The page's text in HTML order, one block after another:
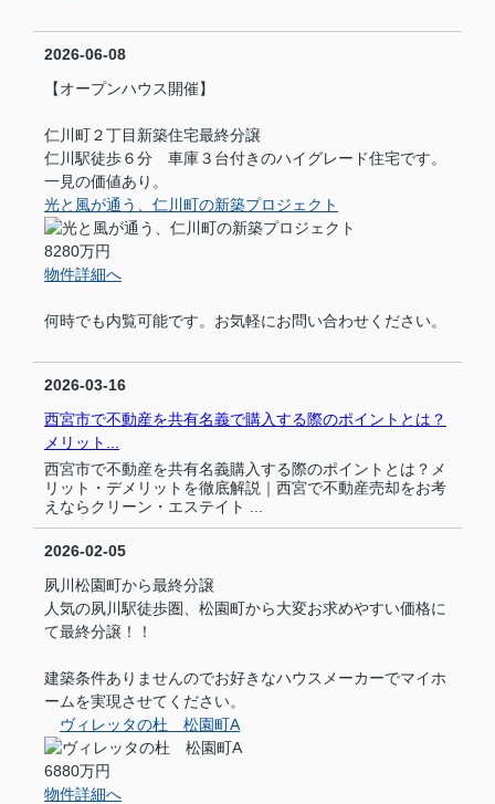
2026-06-08
【オープンハウス開催】
仁川町２丁目新築住宅最終分譲
仁川駅徒歩６分 車庫３台付きのハイグレード住宅です。
一見の価値あり。
光と風が通う、仁川町の新築プロジェクト
8280万円
物件詳細へ
何時でも内覧可能です。お気軽にお問い合わせください。
2026-03-16
西宮市で不動産を共有名義で購入する際のポイントとは？
メリット...
西宮市で不動産を共有名義購入する際のポイントとは？メ
リット・デメリットを徹底解説｜西宮で不動産売却をお考
えならクリーン・エステイト ...
2026-02-05
夙川松園町から最終分譲
人気の夙川駅徒歩圏、松園町から大変お求めやすい価格に
て最終分譲！！
建築条件ありませんのでお好きなハウスメーカーでマイホ
ームを実現させてください。
ヴィレッタの杜 松園町A
6880万円
物件詳細へ